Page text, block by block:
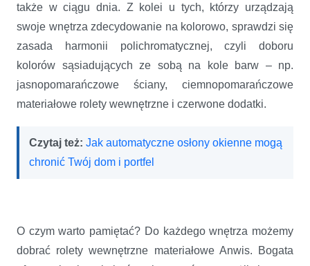
także w ciągu dnia. Z kolei u tych, którzy urządzają
swoje wnętrza zdecydowanie na kolorowo, sprawdzi się
zasada harmonii polichromatycznej, czyli doboru
kolorów sąsiadujących ze sobą na kole barw – np.
jasnopomarańczowe ściany, ciemnopomarańczowe
materiałowe rolety wewnętrzne i czerwone dodatki.
Czytaj też: Jak automatyczne osłony okienne mogą
chronić Twój dom i portfel
O czym warto pamiętać? Do każdego wnętrza możemy
dobrać rolety wewnętrzne materiałowe Anwis. Bogata